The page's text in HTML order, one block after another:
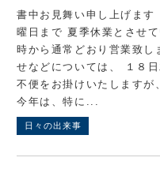
書中お見舞い申し上げま
曜日まで 夏季休業とさせ
時から通常どおり営業致
せなどについては、 １８
不便をお掛けいたしますが
今年は、特に...
日々の出来事